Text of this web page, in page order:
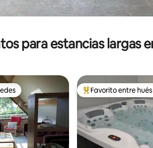
para estancias largas
De los mejores en
Favorito entre